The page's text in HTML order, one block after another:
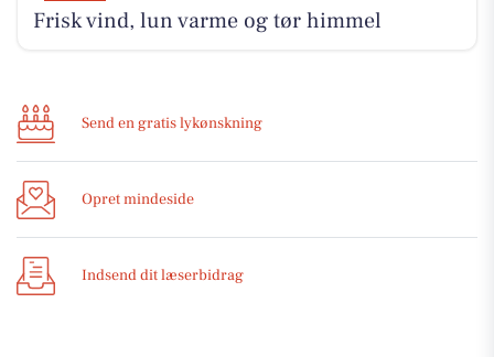
Frisk vind, lun varme og tør himmel
Send en gratis lykønskning
Opret mindeside
Indsend dit læserbidrag